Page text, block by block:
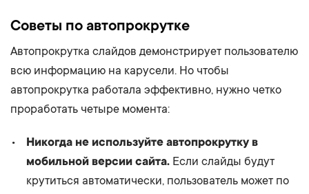
Советы по автопрокрутке
Автопрокрутка слайдов демонстрирует пользователю
всю информацию на карусели. Но чтобы
автопрокрутка работала эффективно, нужно четко
проработать четыре момента:
Никогда не используйте автопрокрутку в
мобильной версии сайта. Если слайды будут
крутиться автоматически, пользователь может по